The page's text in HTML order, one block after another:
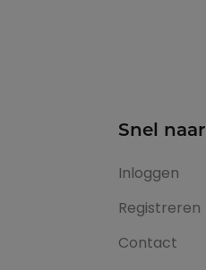
Snel naar
Inloggen
Registreren
Contact